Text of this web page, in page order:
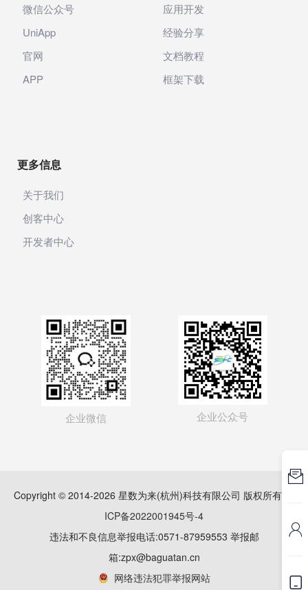
微信公众号
UniApp
官网
APP
应用开发
经验分享
文档教程
框架下载
更多信息
关于我们
创客中心
开发者中心
企业微信 企业公众号
Copyright © 2014-2026 星数为来(杭州)科技有限公司 版权所有
ICP备2022001945号-4
违法和不良信息举报电话:0571-87959553 举报邮
箱:zpx@baguatan.cn
网络违法犯罪举报网站


